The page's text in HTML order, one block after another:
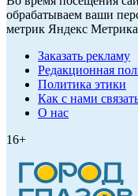
обрабатываем ваши
метрик Яндекс
Заказать рекламу
Редакционная
Политика этики
Как с нами
О нас
16+